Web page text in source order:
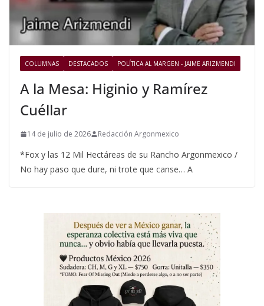
COLUMNAS DESTACADOS POLÍTICA AL MARGEN - JAIME ARIZMENDI
A la Mesa: Higinio y Ramírez
Cuéllar
14 de julio de 2026 Redacción Argonmexico
*Fox y las 12 Mil Hectáreas de su Rancho Argonmexico /
No hay paso que dure, ni trote que canse… A